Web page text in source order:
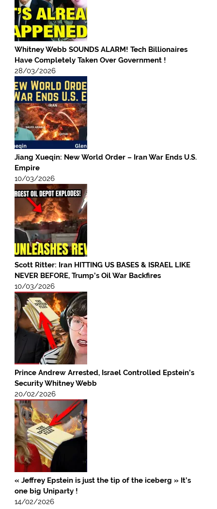
Whitney Webb SOUNDS ALARM! Tech Billionaires
Have Completely Taken Over Government !
28/03/2026
Jiang Xueqin: New World Order – Iran War Ends U.S.
Empire
10/03/2026
Scott Ritter: Iran HITTING US BASES & ISRAEL LIKE
NEVER BEFORE, Trump’s Oil War Backfires
10/03/2026
Prince Andrew Arrested, Israel Controlled Epstein’s
Security Whitney Webb
20/02/2026
« Jeffrey Epstein is just the tip of the iceberg » It’s
one big Uniparty !
14/02/2026